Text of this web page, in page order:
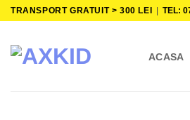
Skip
content
TRANSPORT GRATUIT > 300 LEI |TEL:
ACASA